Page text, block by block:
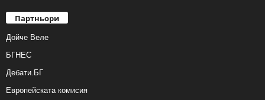
Партньори
Дойче Веле
БГНЕС
Дебати.БГ
Европейската комисия